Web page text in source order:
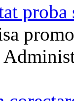
proba